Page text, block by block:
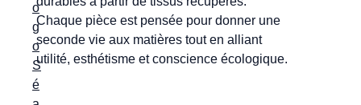
Chaque pièce est pensée pour donner une
seconde vie aux matières tout en alliant
utilité, esthétisme et conscience écologique.